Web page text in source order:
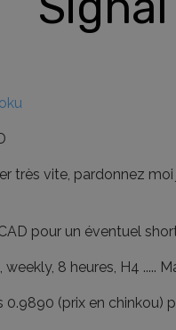
très vite, pardonnez
pour un éventuel
weekly, 8 heures, H4 .....
0.9890 (prix en chinkou)